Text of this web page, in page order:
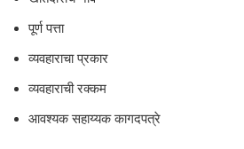
पूर्ण पत्ता
व्यवहाराचा प्रकार
व्यवहाराची रक्कम
आवश्यक सहाय्यक कागदपत्रे